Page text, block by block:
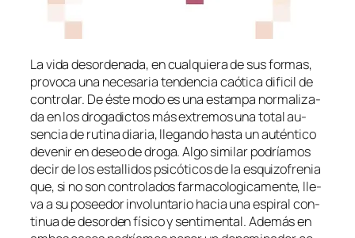
La vi­da des­or­de­na­da, en cual­quie­ra de sus for­mas,
pro­vo­ca una ne­ce­sa­ria ten­den­cia caó­ti­ca di­fi­cil de
con­tro­lar. De és­te mo­do es una es­tam­pa nor­ma­li­za­
da en los dro­ga­dic­tos más ex­tre­mos una to­tal au­
sen­cia de ru­ti­na dia­ria, lle­gan­do has­ta un au­tén­ti­co
de­ve­nir en de­seo de dro­ga. Algo si­mi­lar po­dría­mos
de­cir de los es­ta­lli­dos psi­có­ti­cos de la es­qui­zo­fre­nia
que, si no son con­tro­la­dos far­ma­co­lo­gi­ca­men­te, lle­
va a su po­see­dor in­vo­lun­ta­rio ha­cia una es­pi­ral con­
ti­nua de des­or­den fí­si­co y sen­ti­men­tal. Además en